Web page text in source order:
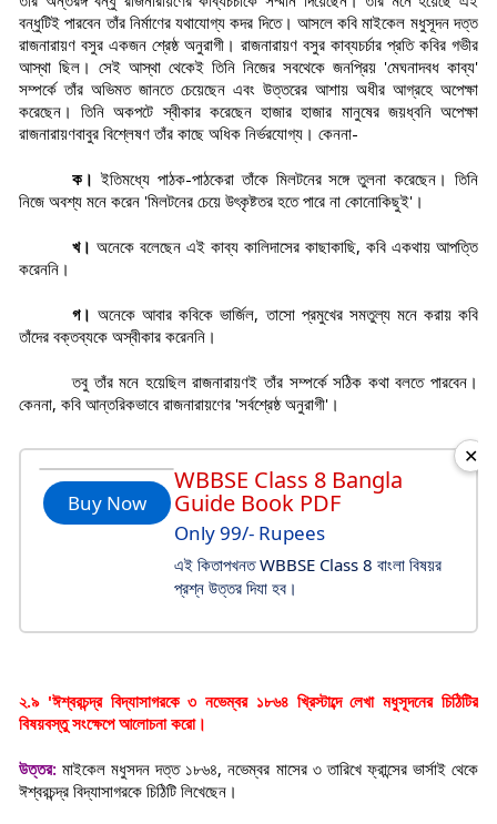
বন্ধুটিই পারবেন তাঁর নির্মাণের যথাযোগ্য কদর দিতে। আসলে কবি মাইকেল মধুসূদন দত্ত
রাজনারায়ণ বসুর একজন শ্রেষ্ঠ অনুরাগী। রাজনারায়ণ বসুর কাব্যচর্চার প্রতি কবির গভীর
আস্থা ছিল। সেই আস্থা থেকেই তিনি নিজের সবথেকে জনপ্রিয় 'মেঘনাদবধ কাব্য'
সম্পর্কে তাঁর অভিমত জানতে চেয়েছেন এবং উত্তরের আশায় অধীর আগ্রহে অপেক্ষা
করেছেন। তিনি অকপটে স্বীকার করেছেন হাজার হাজার মানুষের জয়ধ্বনি অপেক্ষা
রাজনারায়ণবাবুর বিশ্লেষণ তাঁর কাছে অধিক নির্ভরযোগ্য। কেননা-
ক।ইতিমধ্যে পাঠক-পাঠকেরা তাঁকে মিলটনের সঙ্গে তুলনা করেছেন। তিনি
নিজে অবশ্য মনে করেন 'মিলটনের চেয়ে উৎকৃষ্টতর হতে পারে না কোনোকিছুই'।
খ। অনেকে বলেছেন এই কাব্য কালিদাসের কাছাকাছি, কবি একথায় আপত্তি
করেননি।
গ। অনেকে আবার কবিকে ভার্জিল, তাসো প্রমুখের সমতুল্য মনে করায় কবি
তাঁদের বক্তব্যকে অস্বীকার করেননি।
তবু তাঁর মনে হয়েছিল রাজনারায়ণই তাঁর সম্পর্কে সঠিক কথা বলতে পারবেন।
কেননা, কবি আন্তরিকভাবে রাজনারায়ণের 'সর্বশ্রেষ্ঠ অনুরাগী'।
Buy Now
WBBSE Class 8 Bangla
Guide Book PDF
Only 99/- Rupees
এই কিতাপখনত WBBSE Class 8 বাংলা বিষয়র
প্রশ্ন উত্তর দিযা হব।
✕
২.৯ 'ঈশ্বরচন্দ্র বিদ্যাসাগরকে ৩ নভেম্বর ১৮৬৪ খ্রিস্টাব্দে লেখা মধুসূদনের চিঠিটির
বিষয়বস্তু সংক্ষেপে আলোচনা করো।
উত্তর: মাইকেল মধুসদন দত্ত ১৮৬৪, নভেম্বর মাসের ৩ তারিখে ফ্রান্সের ভার্সাই থেকে
ঈশ্বরচন্দ্র বিদ্যাসাগরকে চিঠিটি লিখেছেন।